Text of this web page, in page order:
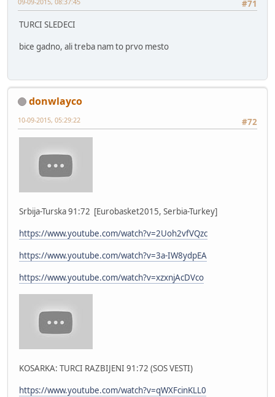
#71
TURCI SLEDECI
bice gadno, ali treba nam to prvo mesto
donwlayco
#72
10-09-2015, 05:29:22
Srbija-Turska 91:72 [Eurobasket2015, Serbia-Turkey]
https://www.youtube.com/watch?v=2Uoh2vfVQzc
https://www.youtube.com/watch?v=3a-IW8ydpEA
https://www.youtube.com/watch?v=xzxnjAcDVco
KOSARKA: TURCI RAZBIJENI 91:72 (SOS VESTI)
https://www.youtube.com/watch?v=qWXFcinKLL0